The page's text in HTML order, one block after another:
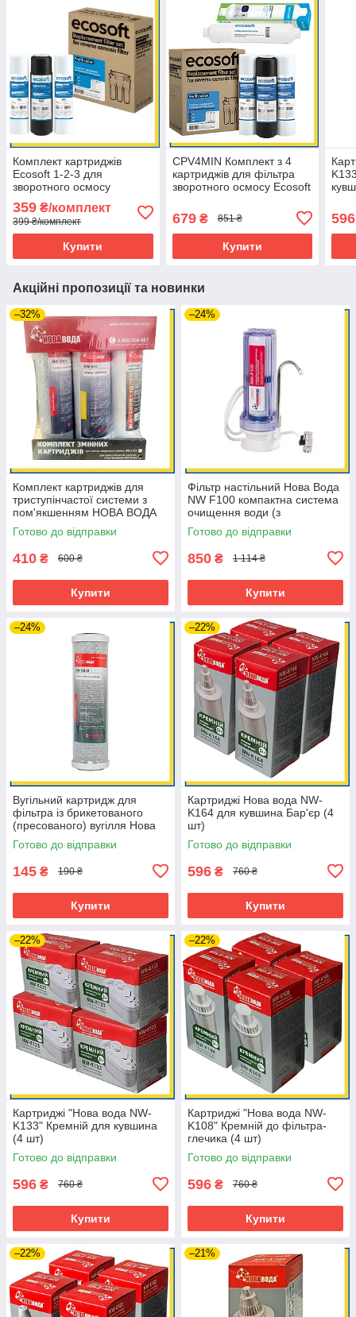
Комплект картриджів
Ecosoft 1-2-3 для
зворотного осмосу
оригінал
359 ₴/комплект
399 ₴/комплект
Купити
CPV4MIN Комплект з 4
картриджів для фільтра
зворотного осмосу Ecosoft
679₴ 851 ₴
Купити
596
Акційні пропозиції та новинки
–32%
Комплект картриджів для
триступінчастої системи з
пом'якшенням НОВА ВОДА
NW-К104 Тріо
Готово до відправки
410 ₴ 600 ₴
Купити
–24%
Фільтр настільний Нова Вода
NW F100 компактна система
очищення води (з
дивертором та картриджем)
Готово до відправки
850 ₴ 1 114 ₴
Купити
–24%
Вугільний картридж для
фільтра із брикетованого
(пресованого) вугілля Нова
Вода NW-CB10 (Carbon
Block)
Готово до відправки
145 ₴ 190 ₴
Купити
–22%
Картриджі Нова вода NW-
K164 для кувшина Бар'єр (4
шт)
Готово до відправки
596 ₴ 760 ₴
Купити
–22%
Картриджі "Нова вода NW-
K133" Кремній для кувшина
(4 шт)
Готово до відправки
596 ₴ 760 ₴
Купити
–22%
Картриджі "Нова вода NW-
K108" Кремній до фільтра-
глечика (4 шт)
Готово до відправки
596 ₴ 760 ₴
Купити
–22% –21%